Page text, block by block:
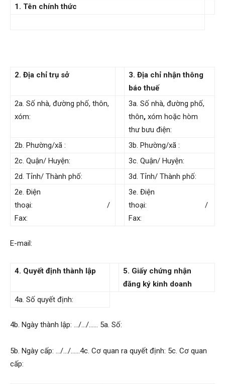
1. Tên chính thức
2. Địa chỉ trụ sở
3. Địa chỉ nhận thông
báo thuế
2a. Số nhà, đường phố, thôn,
xóm:
3a. Số nhà, đường phố,
thôn, xóm hoặc hòm
thư bưu điện:
2b. Phường/xã :
3b. Phường/xã :
2c. Quận/ Huyện:
3c. Quận/ Huyện:
2d. Tỉnh/ Thành phố:
3d. Tỉnh/ Thành phố:
2e. Điện
thoại: /
Fax:
3e. Điện
thoại: /
Fax:
E-mail:
4. Quyết định thành lập
5. Giấy chứng nhận
đăng ký kinh doanh
4a. Số quyết định:
4b. Ngày thành lập: …/…/…… 5a. Số:
5b. Ngày cấp: …/…/……4c. Cơ quan ra quyết định: 5c. Cơ quan
cấp: